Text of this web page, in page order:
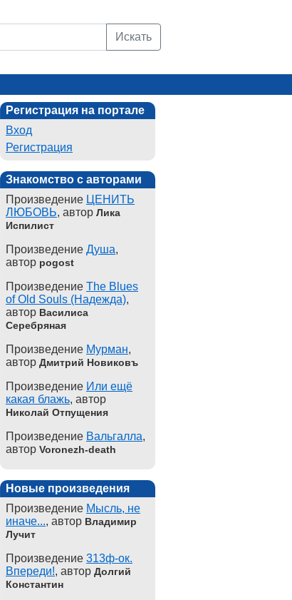
Искать
Регистрация на портале
Вход
Регистрация
Знакомство с авторами
Произведение ЦЕНИТЬ
ЛЮБОВЬ, автор Лика
Испилист
Произведение Душа,
автор pogost
Произведение The Blues
of Old Souls (Надежда),
автор Василиса
Серебряная
Произведение Мурман,
автор Дмитрий Новиковъ
Произведение Или ещё
какая блажь, автор
Николай Отпущения
Произведение Вальгалла,
автор Voronezh-death
Новые произведения
Произведение Мысль, не
иначе..., автор Владимир
Лучит
Произведение 313ф-ок.
Впереди!, автор Долгий
Константин